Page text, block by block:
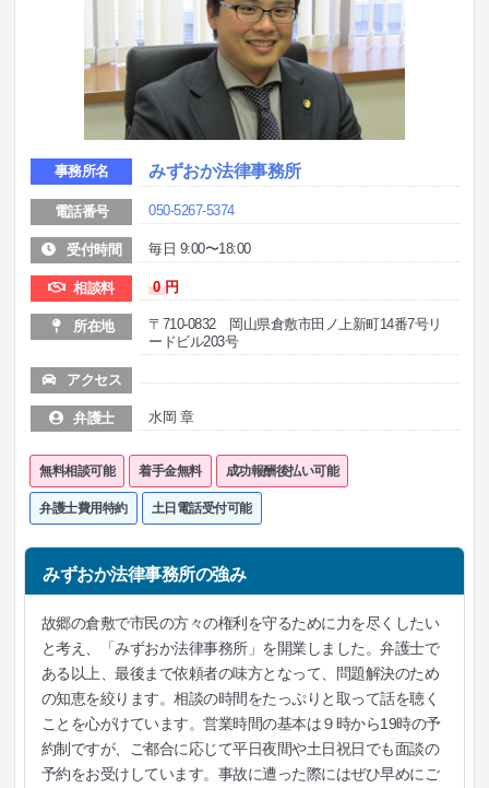
事務所名 みずおか法律事務所
電話番号 050-5267-5374
受付時間 毎日 9:00〜18:00
相談料 0 円
所在地
〒710-0832 岡山県倉敷市田ノ上新町14番7号リ
ードビル203号
アクセス
弁護士 水岡 章
無料相談可能 着手金無料 成功報酬後払い可能
弁護士費用特約 土日電話受付可能
みずおか法律事務所の強み
故郷の倉敷で市民の方々の権利を守るために力を尽くしたい
と考え、「みずおか法律事務所」を開業しました。弁護士で
ある以上、最後まで依頼者の味方となって、問題解決のため
の知恵を絞ります。相談の時間をたっぷりと取って話を聴く
ことを心がけています。営業時間の基本は９時から19時の予
約制ですが、ご都合に応じて平日夜間や土日祝日でも面談の
予約をお受けしています。事故に遭った際にはぜひ早めにご